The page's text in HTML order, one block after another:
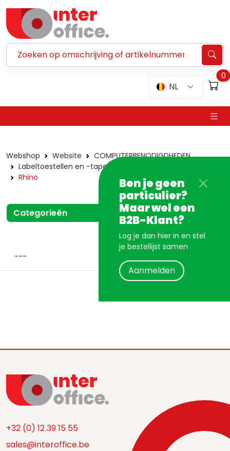
NL
0
Ben je geen
particulier?
Maar wel een
B2B-Klant?
Log je dan hier in en stel
je bestellijst samen
Aanmelden
Webshop Website
COMPUTERBENODIGDHEDEN
Labeltoestellen en -tapes
Rhino
Categorieën
+32 (0) 12 39 15 55
sales@interoffice.be